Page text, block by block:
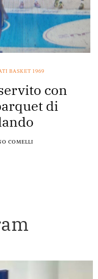
BASKET 1969
con
di
COMELLI